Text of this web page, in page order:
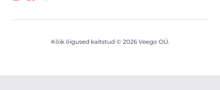
Kõik õigused kaitstud © 2026 Veego OÜ.